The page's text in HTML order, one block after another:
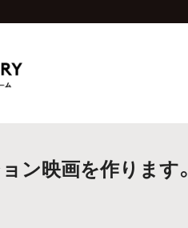
了間近のプロジェクト
ン映画を作ります。